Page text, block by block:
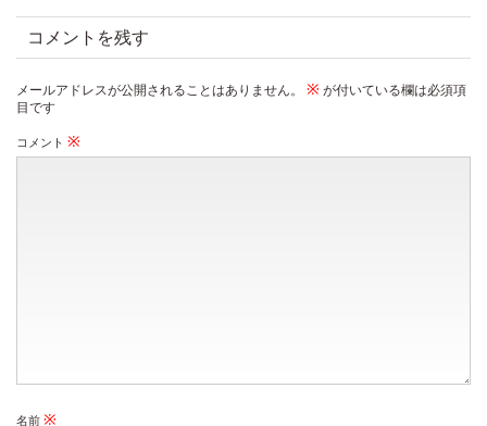
コメントを残す
メールアドレスが公開されることはありません。 ※ が付いている欄は必須項
目です
コメント ※
名前 ※